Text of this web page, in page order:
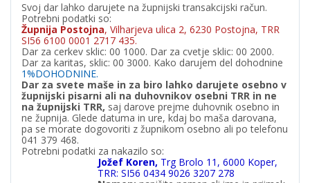
Svoj dar lahko darujete na župnijski transakcijski račun.
Potrebni podatki so:
Župnija Postojna, Vilharjeva ulica 2, 6230 Postojna, TRR
SI56 6100 0001 2717 435.
Dar za cerkev sklic: 00 1000. Dar za cvetje sklic: 00 2000.
Dar za karitas, sklic: 00 3000. Kako darujem del dohodnine
1%DOHODNINE.
Dar za svete maše in za biro lahko darujete osebno v
župnijski pisarni ali na duhovnikov osebni TRR in ne
na župnijski TRR, saj darove prejme duhovnik osebno in
ne župnija. Glede datuma in ure, kdaj bo maša darovana,
pa se morate dogovoriti z župnikom osebno ali po telefonu
041 379 468.
Potrebni podatki za nakazilo so:
Jožef Koren, Trg Brolo 11, 6000 Koper,
TRR: SI56 0434 9026 3207 278